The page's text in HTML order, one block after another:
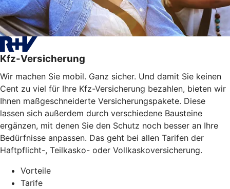
Kfz-Versicherung
Wir machen Sie mobil. Ganz sicher. Und damit Sie keinen
Cent zu viel für Ihre Kfz-Versicherung bezahlen, bieten wir
Ihnen maßgeschneiderte Versicherungspakete. Diese
lassen sich außerdem durch verschiedene Bausteine
ergänzen, mit denen Sie den Schutz noch besser an Ihre
Bedürfnisse anpassen. Das geht bei allen Tarifen der
Haftpflicht-, Teilkasko- oder Vollkaskoversicherung.
Vorteile
Tarife